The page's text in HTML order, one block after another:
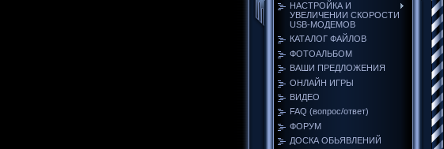
НАСТРОЙКА И
УВЕЛИЧЕНИИ СКОРОСТИ
USB-МОДЕМОВ
КАТАЛОГ ФАЙЛОВ
ФОТОАЛЬБОМ
ВАШИ ПРЕДЛОЖЕНИЯ
ОНЛАЙН ИГРЫ
ВИДЕО
FAQ (вопрос/ответ)
ФОРУМ
ДОСКА ОБЬЯВЛЕНИЙ